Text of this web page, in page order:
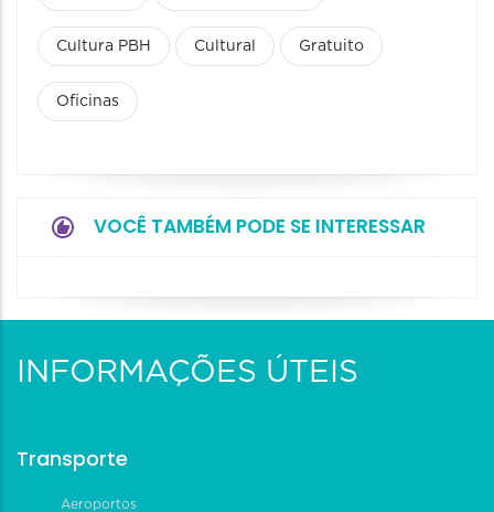
Cultura PBH Cultural Gratuito
Oficinas
VOCÊ TAMBÉM PODE SE INTERESSAR
INFORMAÇÕES ÚTEIS
Transporte
Aeroportos